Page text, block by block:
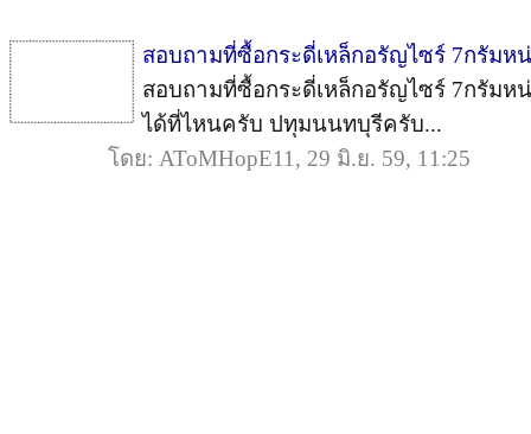
สอบถามที่ซื้อกระดี่เหล็กอรัญไซร์ 7กรัมห
สอบถามที่ซื้อกระดี่เหล็กอรัญไซร์ 7กรัมห
ได้ที่ไหนครับ ปทุมนนทบุรีครับ...
โดย: AToMHopE11, 29 มิ.ย. 59, 11:25